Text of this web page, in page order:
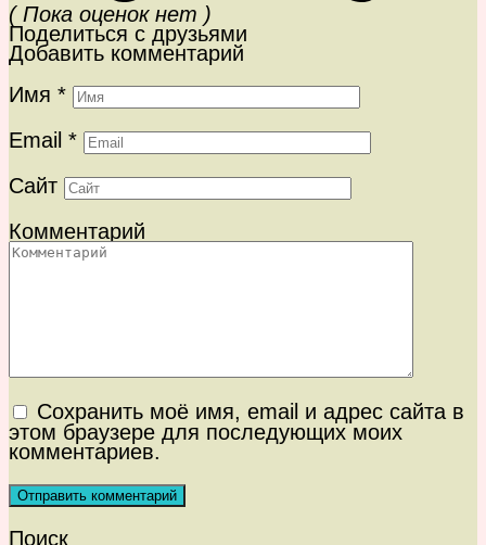
( Пока оценок нет )
Поделиться с друзьями
Добавить комментарий
Имя *
Email *
Сайт
Комментарий
Сохранить моё имя, email и адрес сайта в
этом браузере для последующих моих
комментариев.
Поиск